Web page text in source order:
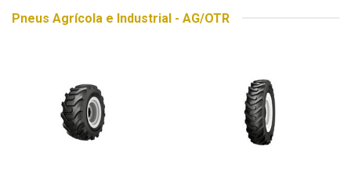
Pneus Agrícola e Industrial - AG/OTR